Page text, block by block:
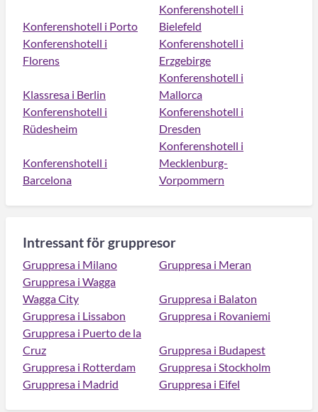
Konferenshotell i Porto
Konferenshotell i
Bielefeld
Konferenshotell i
Florens
Konferenshotell i
Erzgebirge
Klassresa i Berlin
Konferenshotell i
Mallorca
Konferenshotell i
Rüdesheim
Konferenshotell i
Dresden
Konferenshotell i
Barcelona
Konferenshotell i
Mecklenburg-
Vorpommern
Intressant för gruppresor
Gruppresa i Milano
Gruppresa i Meran
Gruppresa i Wagga
Wagga City
Gruppresa i Balaton
Gruppresa i Lissabon
Gruppresa i Rovaniemi
Gruppresa i Puerto de la
Cruz
Gruppresa i Budapest
Gruppresa i Rotterdam
Gruppresa i Stockholm
Gruppresa i Madrid
Gruppresa i Eifel